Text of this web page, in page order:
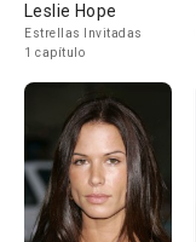
Leslie Hope
Estrellas Invitadas
1 capítulo